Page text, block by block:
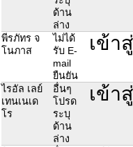
ด้าน
ล่าง
พีรภัทร จ
โนภาส
ไม่ได้
รับ E-
mail
ยืนยัน
เข้า
ไรอัล เลย์
เทนเนเด
โร
อื่นๆ
โปรด
ระบุ
ด้าน
ล่าง
เข้า